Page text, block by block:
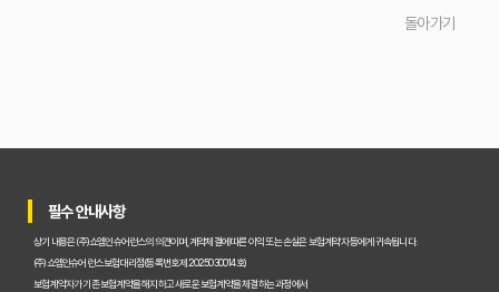
돌아가기
필수 안내사항
상기 내용은 (주)쇼엠인슈어런스의 의견이며, 계약체결에 따른 이익 또는 손실은 보험계약자 등에게 귀속됩니다.
(주)쇼엠인슈어런스 보험대리점(등록번호 제2025030014호)
보험계약자가 기존 보험계약을 해지하고 새로운 보험계약을 체결하는 과정에서